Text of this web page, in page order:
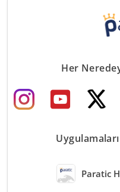
Her
Paratic